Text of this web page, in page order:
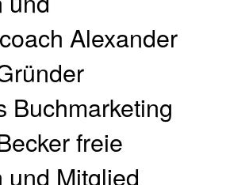
Alexander
Buchmarketing
freie
und Mitglied